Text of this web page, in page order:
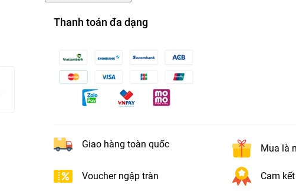
Thanh toán đa dạng
Giao hàng toàn quốc Mua là
Voucher ngập tràn Cam